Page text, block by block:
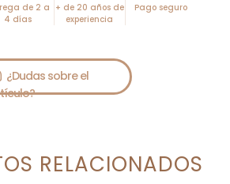
de 2 a
4 días
+ de 20 años de
experiencia
Pago seguro
RELACIONADOS